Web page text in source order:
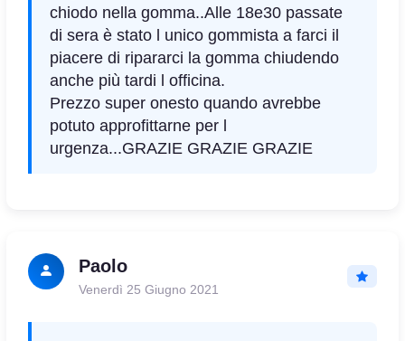
chiodo nella gomma..Alle 18e30 passate
di sera è stato l unico gommista a farci il
piacere di ripararci la gomma chiudendo
anche più tardi l officina.
Prezzo super onesto quando avrebbe
potuto approfittarne per l
urgenza...GRAZIE GRAZIE GRAZIE
Paolo
Venerdì 25 Giugno 2021